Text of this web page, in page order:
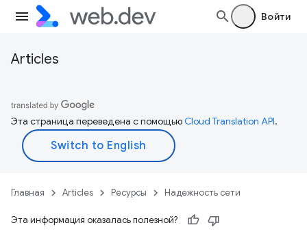
Войти
Articles
Эта страница переведена с помощьюCloud Translation API.
Главная Articles Ресурсы Надежность сети
Эта информация оказалась полезной?